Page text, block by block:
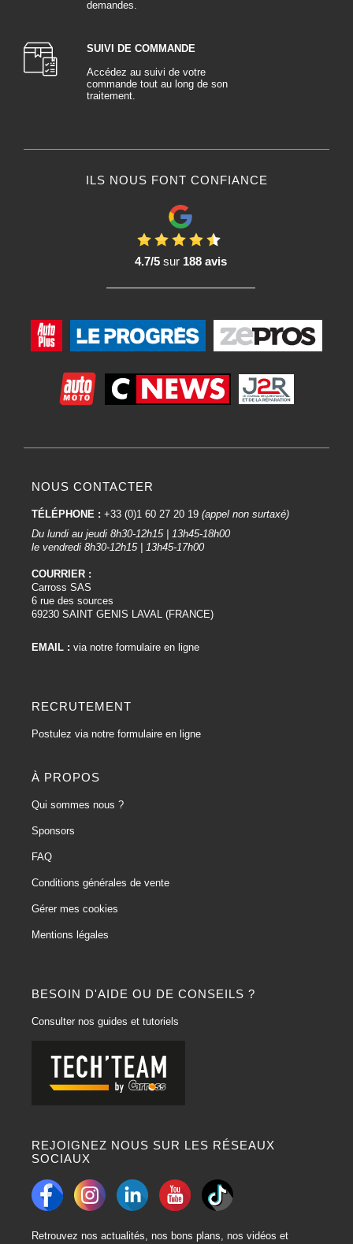
demandes.
SUIVI DE COMMANDE
Accédez au suivi de votre
commande tout au long de son
traitement.
ILS NOUS FONT CONFIANCE
4.7/5sur 188 avis
BESOIN D'AIDE OU DE CONSEILS ?
Consulter nos guides et tutoriels
REJOIGNEZ NOUS SUR LES RÉSEAUX
SOCIAUX
Retrouvez nos actualités, nos bons plans, nos vidéos et
NOUS CONTACTER
TÉLÉPHONE : +33 (0)1 60 27 20 19 (appel non surtaxé)
Du lundi au jeudi 8h30-12h15 | 13h45-18h00
le vendredi 8h30-12h15 | 13h45-17h00
COURRIER :
Carross SAS
6 rue des sources
69230 SAINT GENIS LAVAL (FRANCE)
EMAIL : via notre formulaire en ligne
RECRUTEMENT
Postulez via notre formulaire en ligne
À PROPOS
Qui sommes nous ?
Sponsors
FAQ
Conditions générales de vente
Gérer mes cookies
Mentions légales